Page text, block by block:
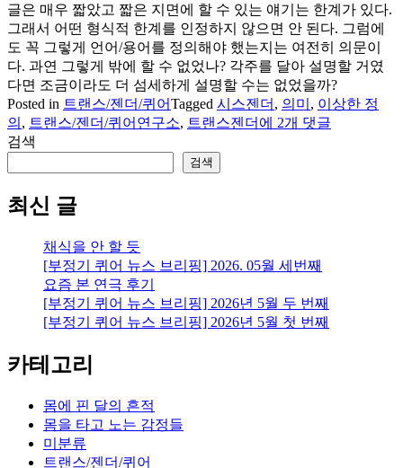
글은 매우 짧았고 짧은 지면에 할 수 있는 얘기는 한계가 있다.
그래서 어떤 형식적 한계를 인정하지 않으면 안 된다. 그럼에
도 꼭 그렇게 언어/용어를 정의해야 했는지는 여전히 의문이
다. 과연 그렇게 밖에 할 수 없었나? 각주를 달아 설명할 거였
다면 조금이라도 더 섬세하게 설명할 수는 없었을까?
Posted in 트랜스/젠더/퀴어Tagged 시스젠더 , 의미 , 이상한 정
의 , 트랜스/젠더/퀴어연구소, 트랜스젠더 트
대
인
가
에 2개 댓글
검색
검색
최신 글
채식을 안 할 듯
[부정기 퀴어 뉴스 브리핑] 2026. 05월 세번째
요즘 본 연극 후기
[부정기 퀴어 뉴스 브리핑] 2026년 5월 두 번째
[부정기 퀴어 뉴스 브리핑] 2026년 5월 첫 번째
카테고리
몸에 핀 달의 흔적
몸을 타고 노는 감정들
미분류
트랜스/젠더/퀴어